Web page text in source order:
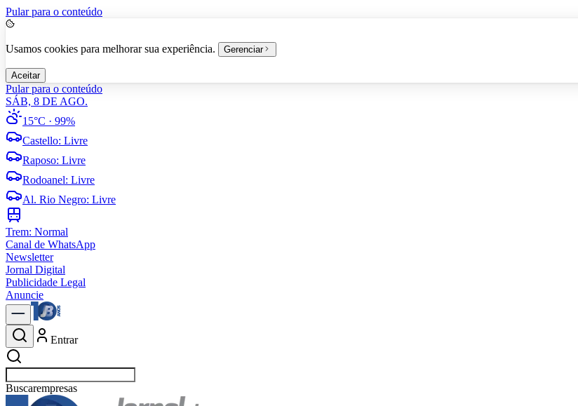
Pular para o conteúdo
Usamos cookies para melhorar sua experiência. Gerenciar
Aceitar
Pular para o conteúdo
SÁB, 8 DE AGO.
15°C · 99%
Castello: Livre
Raposo: Livre
Rodoanel: Livre
Al. Rio Negro: Livre
Trem: Normal
Canal de WhatsApp
Newsletter
Jornal Digital
Publicidade Legal
Anuncie
Entrar
Buscaresportes